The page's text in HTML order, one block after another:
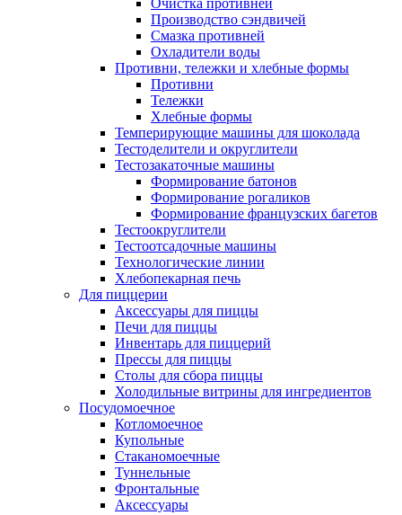
Очистка противней
Производство сэндвичей
Смазка противней
Охладители воды
Противни, тележки и хлебные формы
Противни
Тележки
Хлебные формы
Темперирующие машины для шоколада
Тестоделители и округлители
Тестозакаточные машины
Формирование батонов
Формирование рогаликов
Формирование французских багетов
Тестоокруглители
Тестоотсадочные машины
Технологические линии
Хлебопекарная печь
Для пиццерии
Аксессуары для пиццы
Печи для пиццы
Инвентарь для пиццерий
Прессы для пиццы
Столы для сбора пиццы
Холодильные витрины для ингредиентов
Посудомоечное
Котломоечное
Купольные
Стаканомоечные
Туннельные
Фронтальные
Аксессуары